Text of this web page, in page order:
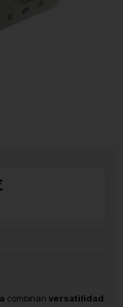
combinan versatilidad